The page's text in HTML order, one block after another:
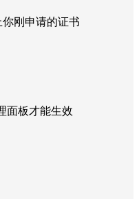
你刚申请的证书
面板才能生效